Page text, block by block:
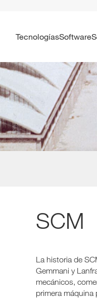
Tecnologías Software
SCM
La historia de
Gemmani y
mecánicos,
primera máquina